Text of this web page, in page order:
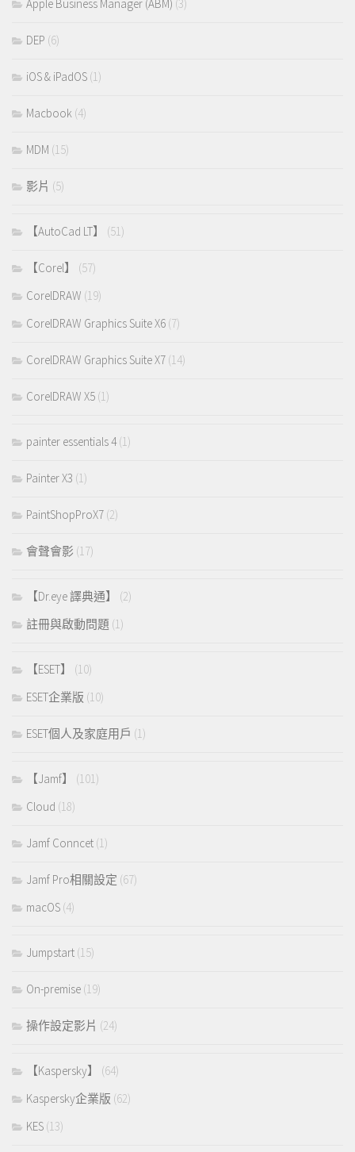
Apple Business Manager (ABM) (3)
DEP (6)
iOS & iPadOS (1)
Macbook (4)
MDM (15)
影片 (5)
【AutoCad LT】 (51)
【Corel】
(57)
CorelDRAW (19)
CorelDRAW Graphics Suite X6 (7)
CorelDRAW Graphics Suite X7 (14)
CorelDRAW X5 (1)
painter essentials 4(1)
Painter X3 (1)
PaintShopProX7 (2)
會聲會影 (17)
【Dr.eye 譯典通】
(2)
註冊與啟動問題 (1)
【ESET】
(10)
ESET企業版 (10)
ESET個人及家庭用戶 (1)
【Jamf】
(101)
Cloud (18)
Jamf Conncet (1)
Jamf Pro相關設定 (67)
macOS (4)
Jumpstart (15)
On-premise (19)
操作設定影片 (24)
【Kaspersky】
(64)
Kaspersky企業版 (62)
KES (13)